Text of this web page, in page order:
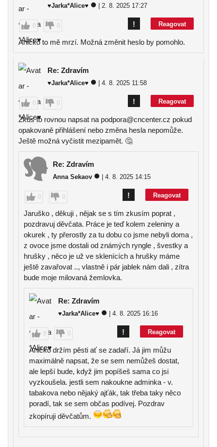
♥Jarka*Alice♥ | 2. 8. 2025 17:27
0 0 Reagovat
!
Aničko to mě mrzí. Možná změnit heslo by pomohlo.
Re: Zdravím
♥Jarka*Alice♥ | 4. 8. 2025 11:58
0 0 Reagovat
!
Zkus to rovnou napsat na podpora@cncenter.cz pokud
opakovaně přihlášení nebo změna hesla nepomůže.
Ještě možná vyčistit mezipamět. 🤔
Re: Zdravím
Anna Sekaov | 4. 8. 2025 14:15
0 0 Reagovat
!
Jaruško , děkuji , nějak se s tím zkusím poprat ,
pozdravuj děvčata. Práce je teď kolem zeleniny a
okurek , ty přerostly za tu dobu co jsme nebyli doma ,
z ovoce jsme dostali od známých ryngle , švestky a
hrušky , něco je už ve sklenících a hrušky máme
ještě zavařovat .., vlastně i pár jablek nám dali , zítra
bude moje milovaná žemlovka.
Re: Zdravím
♥Jarka*Alice♥ | 4. 8. 2025 16:16
0 0 Reagovat
!
Aničko držím pěsti ať se zadaří. Já jim můžu
maximálně napsat, že se sem nemůžeš dostat,
ale lepší bude, když jim popíšeš sama co jsi
vyzkoušela. jestli sem nakoukne adminka - v.
tabakova nebo nějaký ajťák, tak třeba taky něco
poradí, tak se sem občas podívej. Pozdrav
zkopíruji děvčatům.